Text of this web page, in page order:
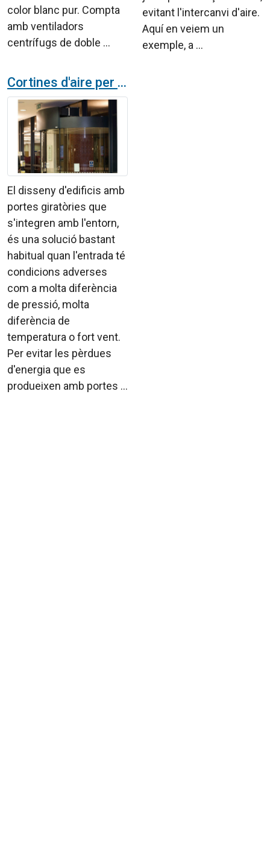
color blanc pur. Compta
amb ventiladors
centrífugs de doble ...
evitant l'intercanvi d'aire.
Aquí en veiem un
exemple, a ...
Cortines d'aire per a portes giratòries
El disseny d'edificis amb
portes giratòries que
s'integren amb l'entorn,
és una solució bastant
habitual quan l'entrada té
condicions adverses
com a molta diferència
de pressió, molta
diferència de
temperatura o fort vent.
Per evitar les pèrdues
d'energia que es
produeixen amb portes ...